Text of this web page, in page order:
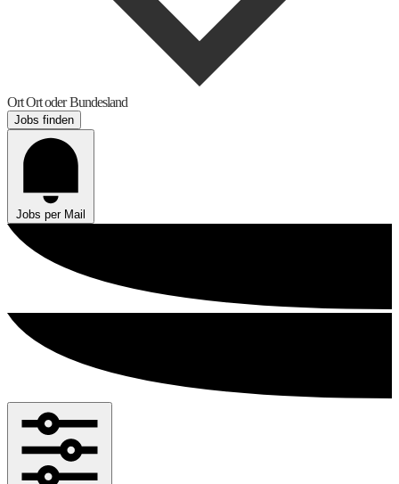
OrtOrt oder Bundesland
Jobs finden
Jobs per Mail